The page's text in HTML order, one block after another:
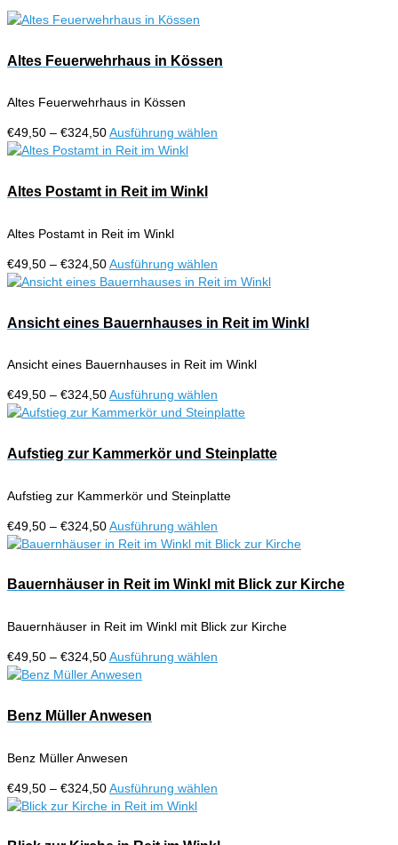
Altes Feuerwehrhaus in Kössen
Altes Feuerwehrhaus in Kössen
€49,50 – €324,50Preisspanne:
€49,50
€324,50
Ausführung wählen
können
auf
Produktseite
werden
Altes Postamt in Reit im Winkl
Altes Postamt in Reit im Winkl
€49,50 – €324,50Preisspanne:
€49,50
€324,50
Ausführung wählen
Produkt
mehrere
Varianten
Die
können
auf
Produktseite
werden
Ansicht eines Bauernhauses in Reit im Winkl
Ansicht eines Bauernhauses in Reit im Winkl
€49,50 – €324,50Preisspanne:
€49,50
€324,50
Ausführung wählen
Produkt
mehrere
Varianten
Die
können
auf
Produktseite
werden
Aufstieg zur Kammerkör und Steinplatte
Aufstieg zur Kammerkör und Steinplatte
€49,50 – €324,50Preisspanne:
€49,50
€324,50
Ausführung wählen
Produkt
mehrere
Die
können
Bauernhäuser in Reit im Winkl mit Blick zur Kirche
Bauernhäuser in Reit im Winkl mit Blick zur Kirche
€49,50 – €324,50Preisspanne:
€49,50
Ausführung wählen
können
Benz Müller Anwesen
Benz Müller Anwesen
€49,50 – €324,50Preisspanne:
€49,50
€324,50
Ausführung wählen
mehrere